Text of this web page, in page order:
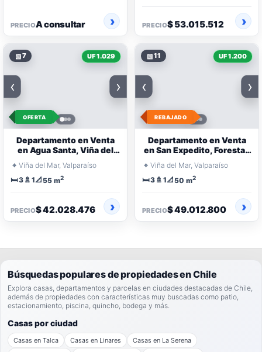
PRECIOA consultar PRECIO$ 53.015.512
▧7 UF 1.029
OFERTA
‹ ›
Departamento en Venta
en Agua Santa, Viña del
Mar | 3 Dormitorios en
Condominio
⌖ Viña del Mar, Valparaíso
🛏️3 🚿 1📐55 m2
PRECIO$ 42.028.476
▧11 UF 1.200
REBAJADO
‹ ›
Departamento en Venta
en San Expedito, Forestal,
Viña del Mar
⌖ Viña del Mar, Valparaíso
🛏️3 🚿 1📐50 m2
PRECIO$ 49.012.800
Búsquedas populares de propiedades en Chile
Explora casas, departamentos y parcelas en ciudades destacadas de Chile,
además de propiedades con características muy buscadas como patio,
estacionamiento, piscina, quincho, bodega y más.
Casas por ciudad
Casas en Talca Casas en Linares
Casas en La Serena